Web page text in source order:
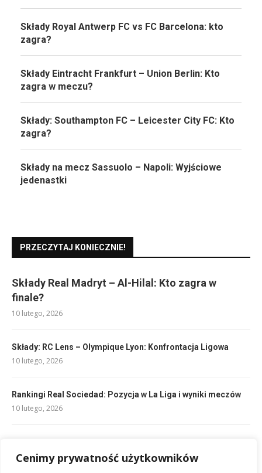
Cenimy prywatność użytkowników
Składy Royal Antwerp FC vs FC Barcelona: kto
zagra?
Składy Eintracht Frankfurt – Union Berlin: Kto
zagra w meczu?
Składy: Southampton FC – Leicester City FC: Kto
zagra?
Składy na mecz Sassuolo – Napoli: Wyjściowe
jedenastki
PRZECZYTAJ KONIECZNIE!
Składy Real Madryt – Al-Hilal: Kto zagra w
finale?
10 lutego, 2026
Składy: RC Lens – Olympique Lyon: Konfrontacja Ligowa
10 lutego, 2026
Rankingi Real Sociedad: Pozycja w La Liga i wyniki meczów
10 lutego, 2026
10 lutego, 2026